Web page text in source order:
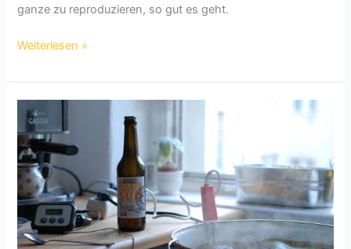
ganze zu reproduzieren, so gut es geht.
Bierkit
–
Allgemeines
Weiterlesen »